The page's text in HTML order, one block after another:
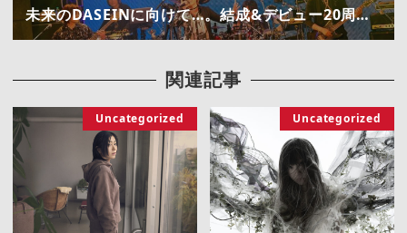
未来のDASEINに向けて…。結成&デビュー20周…
関連記事
Uncategorized Uncategorized